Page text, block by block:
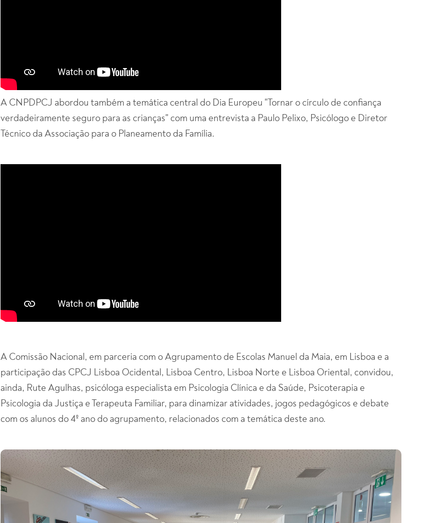
A CNPDPCJ abordou também a temática central do Dia Europeu "Tornar o círculo de confiança
verdadeiramente seguro para as crianças" com uma entrevista a Paulo Pelixo, Psicólogo e Diretor
Técnico da Associação para o Planeamento da Família.
A Comissão Nacional, em parceria com o Agrupamento de Escolas Manuel da Maia, em Lisboa e a
participação das CPCJ Lisboa Ocidental, Lisboa Centro, Lisboa Norte e Lisboa Oriental, convidou,
ainda, Rute Agulhas, psicóloga especialista em Psicologia Clínica e da Saúde, Psicoterapia e
Psicologia da Justiça e Terapeuta Familiar, para dinamizar atividades, jogos pedagógicos e debate
com os alunos do 4º ano do agrupamento, relacionados com a temática deste ano.